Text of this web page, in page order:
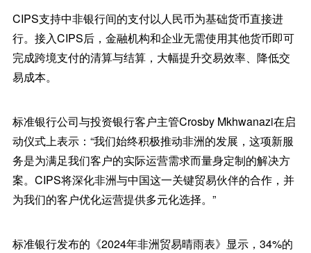
CIPS支持中非银行间的支付以人民币为基础货币直接进
行。接入CIPS后，金融机构和企业无需使用其他货币即可
完成跨境支付的清算与结算，大幅提升交易效率、降低交
易成本。
标准银行公司与投资银行客户主管Crosby Mkhwanazi在启
动仪式上表示：“我们始终积极推动非洲的发展，这项新服
务是为满足我们客户的实际运营需求而量身定制的解决方
案。CIPS将深化非洲与中国这一关键贸易伙伴的合作，并
为我们的客户优化运营提供多元化选择。”
标准银行发布的《2024年非洲贸易晴雨表》显示，34%的